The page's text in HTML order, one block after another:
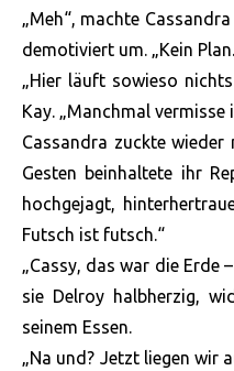
„Meh“, machte
demotiviert um. „Kein
„Hier läuft sowieso
Kay. „Manchmal vermisse
Cassandra zuckte
Gesten beinhaltete ihr
hochgejagt,
Futsch ist futsch.“
„Cassy, das war die Erde
sie Delroy halbherzig,
seinem Essen.
„Na und? Jetzt liegen wir